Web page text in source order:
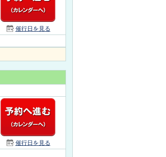
催行日を見る
催行日を見る